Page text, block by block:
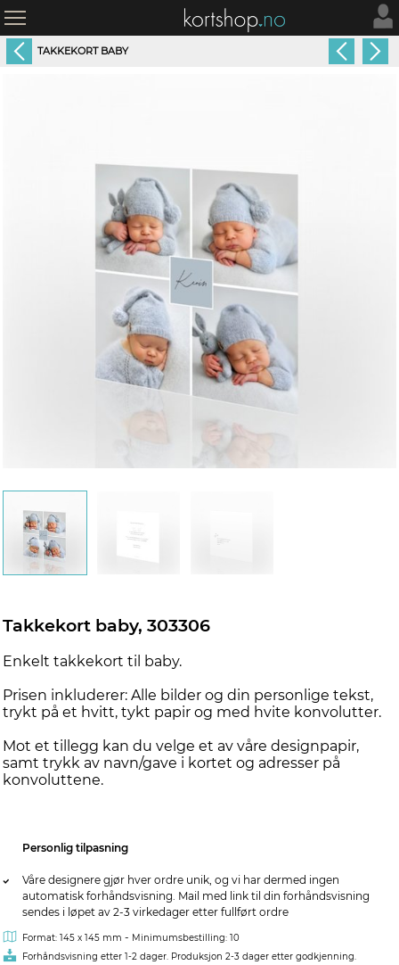
TAKKEKORT BABY
Takkekort baby, 303306
Enkelt takkekort til baby.
Prisen inkluderer: Alle bilder og din personlige tekst,
trykt på et hvitt, tykt papir og med hvite konvolutter.
Mot et tillegg kan du velge et av våre designpapir,
samt trykk av navn/gave i kortet og adresser på
konvoluttene.
Personlig tilpasning
Våre designere gjør hver ordre unik, og vi har dermed ingen
automatisk forhåndsvisning. Mail med link til din forhåndsvisning
sendes i løpet av 2-3 virkedager etter fullført ordre
Format: 145 x 145 mm - Minimumsbestilling: 10
Forhåndsvisning etter 1-2 dager. Produksjon 2-3 dager etter godkjenning.